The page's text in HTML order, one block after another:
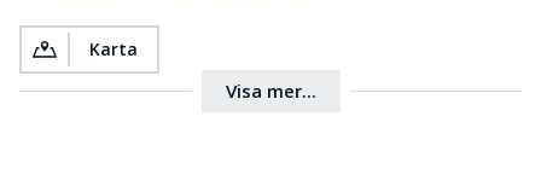
Karta
Visa mer...